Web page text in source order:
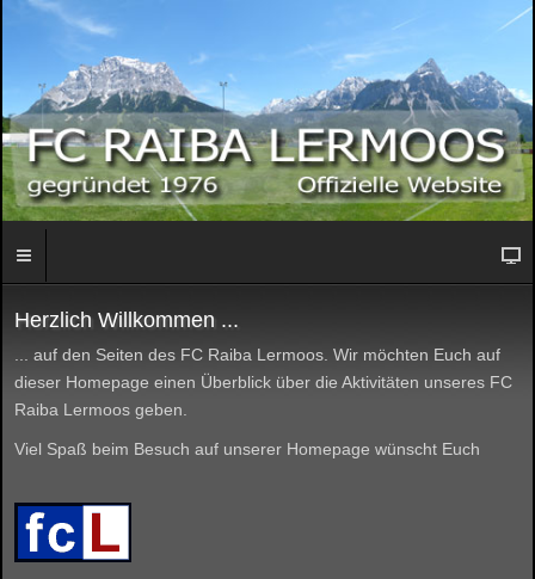
Herzlich Willkommen ...
... auf den Seiten des FC Raiba Lermoos. Wir möchten Euch auf
dieser Homepage einen Überblick über die Aktivitäten unseres FC
Raiba Lermoos geben.
Viel Spaß beim Besuch auf unserer Homepage wünscht Euch